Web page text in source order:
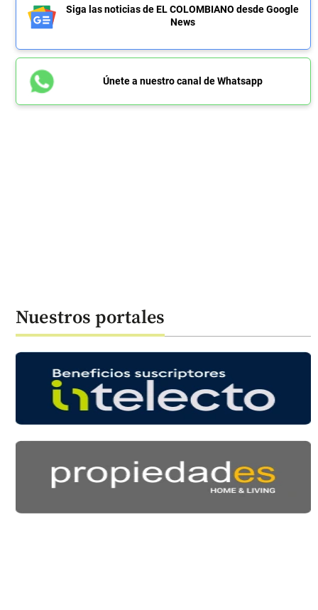
Siga las noticias de EL COLOMBIANO desde Google
News
Únete a nuestro canal de Whatsapp
Nuestros portales